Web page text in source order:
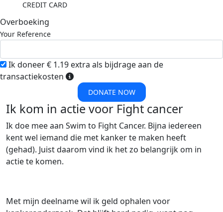
CREDIT CARD
Overboeking
Your Reference
Ik doneer € 1.19 extra als bijdrage aan de
transactiekosten
DONATE NOW
Ik kom in actie voor Fight cancer
Ik doe mee aan Swim to Fight Cancer. Bijna iedereen
kent wel iemand die met kanker te maken heeft
(gehad). Juist daarom vind ik het zo belangrijk om in
actie te komen.
Met mijn deelname wil ik geld ophalen voor